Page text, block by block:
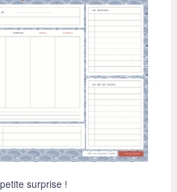
surprise !